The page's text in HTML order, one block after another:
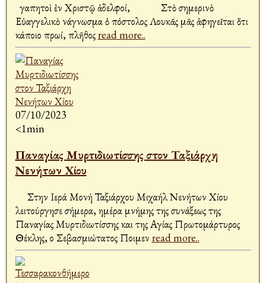
Ἀγαπητοὶ ἐν Χριστῷ ἀδελφοί, Στὸ σημερινὸ
Εὐαγγελικὸ Ἀνάγνωσμα ὁ Ἀπόστολος Λουκᾶς μᾶς ἀφηγεῖται ὅτι
κάποιο πρωί, πλῆθοςread more..
07/10/2023
<1min
Παναγίας Μυρτιδιωτίσσης στον Ταξιάρχη
Νενήτων Χίου
λειτούργησε σήμερα, ημέρα μνήμης της συνάξεως της
Παναγίας Μυρτιδιωτίσσης και της Αγίας Πρωτομάρτυρος
Θέκλης, ο Σεβασμιώτατος Ποιμεν read more..